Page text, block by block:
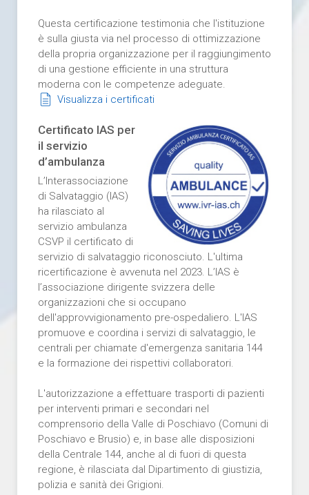
Questa certificazione testimonia che l'istituzione
è sulla giusta via nel processo di ottimizzazione
della propria organizzazione per il raggiungimento
di una gestione efficiente in una struttura
moderna con le competenze adeguate.
Visualizza i certificati
Certificato IAS per
il servizio
d’ambulanza
L’Interassociazione
di Salvataggio (IAS)
ha rilasciato al
servizio ambulanza
CSVP il certificato di
servizio di salvataggio riconosciuto. L'ultima
ricertificazione è avvenuta nel 2023. L’IAS è
l’associazione dirigente svizzera delle
organizzazioni che si occupano
dell'approvvigionamento pre-ospedaliero. L'IAS
promuove e coordina i servizi di salvataggio, le
centrali per chiamate d'emergenza sanitaria 144
e la formazione dei rispettivi collaboratori.
L'autorizzazione a effettuare trasporti di pazienti
per interventi primari e secondari nel
comprensorio della Valle di Poschiavo (Comuni di
Poschiavo e Brusio) e, in base alle disposizioni
della Centrale 144, anche al di fuori di questa
regione, è rilasciata dal Dipartimento di giustizia,
polizia e sanità dei Grigioni.